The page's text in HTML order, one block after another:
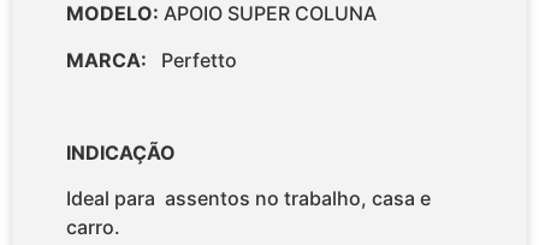
MODELO: APOIO SUPER COLUNA
MARCA: Perfetto
INDICAÇÃO
Ideal para assentos no trabalho, casa e
carro.